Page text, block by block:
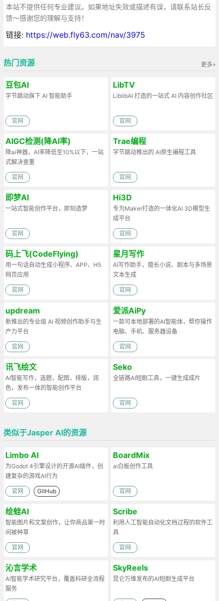
本站不提供任何专业建议。如果地址失效或描述有误，请联系站长反
馈～感谢您的理解与支持！
链接: https://web.fly63.com/nav/3975
更多»
热门资源
豆包AI
字节跳动旗下 AI 智能助手
官网
LibTV
LiblibAI 打造的一站式 AI 内容创作社区
官网
AIGC检测(降AI率)
降ai神器，AI率降低至10%以下，一站
式解决查重
官网
Trae编程
字节跳动推出的 AI原生编程工具
官网
即梦AI
一站式智能创作平台，即刻造梦
官网
Hi3D
专为Maker打造的一体化AI 3D模型生
成平台
官网
码上飞(CodeFlying)
用一句话自动生成小程序、APP、H5
网页应用
官网
星月写作
AI写作助手，擅长小说、剧本与多场景
文本生成
官网
updream
新推出的专业级 AI 视频创作助手与生
产力平台
官网
爱派AiPy
一款可本地部署的AI智能体，帮你操作
电脑、手机、服务器设备
官网
讯飞绘文
AI智能写作，选题，配图，排版，润
色，发布一体的智能创作平台
官网
Seko
全链路AI短剧工具，一键生成成片
官网
类似于Jasper AI的资源
Limbo AI
为Godot 4引擎设计的开源AI插件，创
建复杂的游戏AI行为
官网 GitHub
BoardMix
ai白板创作工具
官网
绘蛙AI
智能图片和文案创作，让你商品第一时
间被种草
官网
Scribe
利用人工智能自动化文档过程的软件工
具
官网
沁言学术
AI智能学术研究平台，覆盖科研全流程
服务
SkyReels
昆仑万维发布的AI短剧生成平台